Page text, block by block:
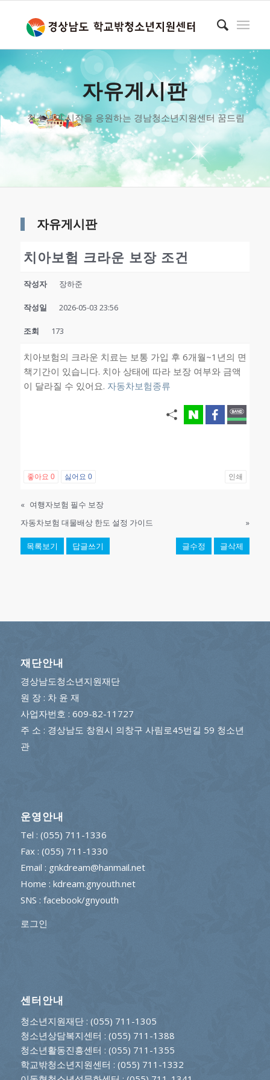
자유게시판
청소년의 시작을 응원하는 경남청소년지원센터 꿈드림
자유게시판
치아보험 크라운 보장 조건
작성자 장하준
작성일 2026-05-03 23:56
조회 173
치아보험의 크라운 치료는 보통 가입 후 6개월~1년의 면
책기간이 있습니다. 치아 상태에 따라 보장 여부와 금액
이 달라질 수 있어요. 자동차보험종류
좋아요 0 싫어요 0 인쇄
« 여행자보험 필수 보장
자동차보험 대물배상 한도 설정 가이드
»
목록보기 답글쓰기 글수정 글삭제
재단안내
경상남도청소년지원재단
원 장 : 차 윤 재
사업자번호 : 609-82-11727
주 소 : 경상남도 창원시 의창구 사림로45번길 59 청소년
관
운영안내
Tel : (055) 711-1336
Fax : (055) 711-1330
Email : gnkdream@hanmail.net
Home : kdream.gnyouth.net
SNS : facebook/gnyouth
로그인
센터안내
청소년지원재단: (055) 711-1305
청소년상담복지센터 : (055) 711-1388
청소년활동진흥센터 : (055) 711-1355
학교밖청소년지원센터 : (055) 711-1332